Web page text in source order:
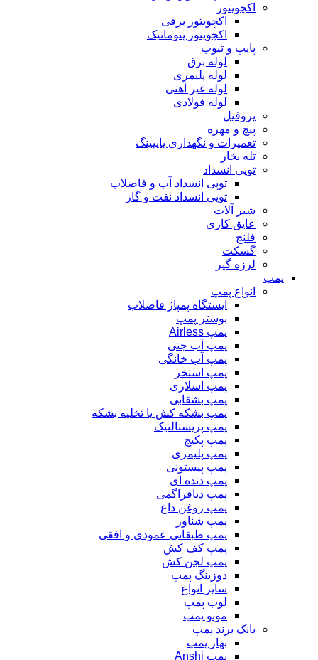
اکچویتور
اکچویتور برقی
اکچویتور پنوماتیک
پایپ و تیوب
لوله برق
لوله پلیمری
لوله غیر آهنی
لوله فولادی
پروفیل
پیچ و مهره
تعمیرات و نگهداری پایپینگ
تله بخار
توپی انسداد
توپی انسداد آب و فاضلاب
توپی انسداد نفت و گاز
شیر آلات
عایق کاری
فلنج
گسکت
لرزه گیر
پمپ
انواع پمپ
ایستگاه پمپاژ فاضلاب
بوستر پمپ
پمپ Airless
پمپ آب جتی
پمپ آب خانگی
پمپ استخر
پمپ اسلاری
پمپ بشقابی
پمپ بشکه کش یا تخلیه بشکه
پمپ پریستالتیک
پمپ پکیج
پمپ پلیمری
پمپ پیستونی
پمپ دنده ای
پمپ دیافراگمی
پمپ روغن داغ
پمپ شناور
پمپ طبقاتی عمودی و افقی
پمپ کف کش
پمپ لجن کش
دوزینگ پمپ
سایر انواع
لوب پمپ
مونو پمپ
بانک برند پمپ
بهار پمپ
پمپ Anshi